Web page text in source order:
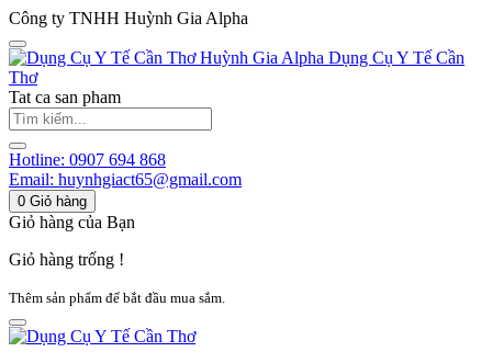
Công ty TNHH Huỳnh Gia Alpha
Huỳnh Gia Alpha Dụng Cụ Y Tế Cần
Thơ
Tat ca san pham
Hotline: 0907 694 868
Email: huynhgiact65@gmail.com
0 Giỏ hàng
Giỏ hàng của Bạn
Giỏ hàng trống !
Thêm sản phẩm để bắt đầu mua sắm.